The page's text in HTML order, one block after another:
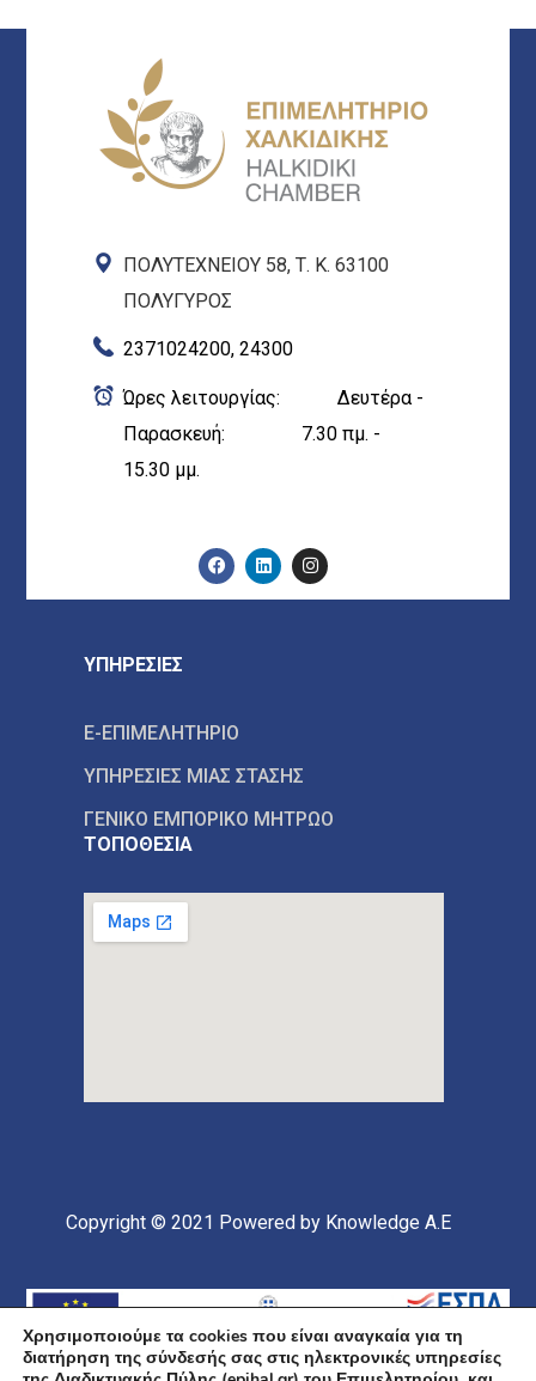
ΠΟΛΥΤΕΧΝΕΙΟΥ 58, Τ. Κ. 63100
ΠΟΛΥΓΥΡΟΣ
2371024200, 24300
Ώρες λειτουργίας: Δευτέρα -
Παρασκευή: 7.30 πμ. -
15.30 μμ.
ΥΠΗΡΕΣΙΕΣ
E-ΕΠΙΜΕΛΗΤΗΡΙΟ
ΥΠΗΡΕΣΙΕΣ ΜΙΑΣ ΣΤΑΣΗΣ
ΓΕΝΙΚΟ ΕΜΠΟΡΙΚΟ ΜΗΤΡΩΟ
ΤΟΠΟΘΕΣΙΑ
Copyright © 2021 Powered by Knowledge A.E
Χρησιμοποιούμε τα cookies που είναι αναγκαία για τη
διατήρηση της σύνδεσής σας στις ηλεκτρονικές υπηρεσίες